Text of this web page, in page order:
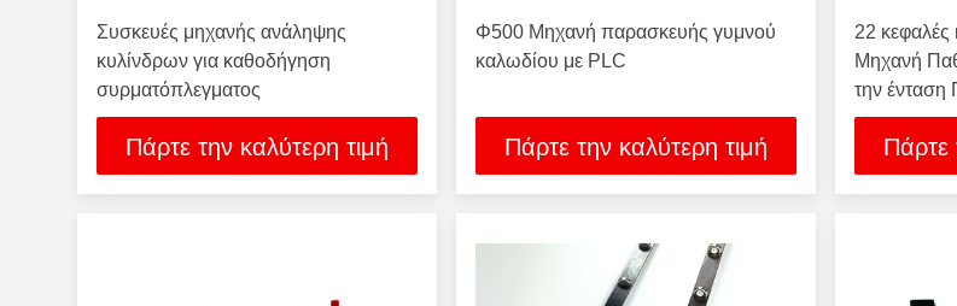
Συσκευές μηχανής ανάληψης
κυλίνδρων για καθοδήγηση
συρματόπλεγματος
Πάρτε την καλύτερη τιμή
Φ500 Μηχανή παρασκευής γυμνού
καλωδίου με PLC
Πάρτε την καλύτερη τιμή
22
Μηχανή
την
ρυθμίζει
Πάρτε